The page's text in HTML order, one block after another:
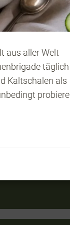
aus aller Welt
Kaltschalen als